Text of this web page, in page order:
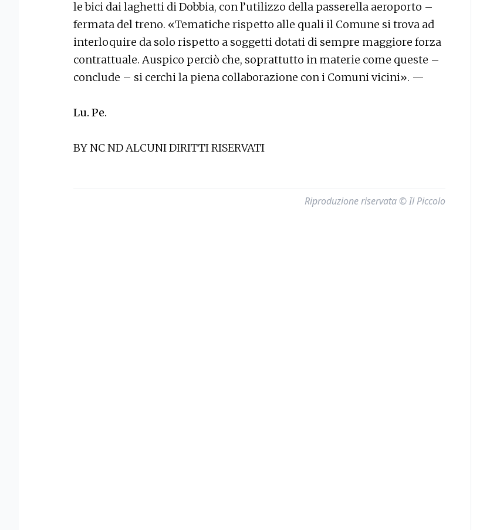
le bici dai laghetti di Dobbia, con l’utilizzo della passerella aeroporto –
fermata del treno. «Tematiche rispetto alle quali il Comune si trova ad
interloquire da solo rispetto a soggetti dotati di sempre maggiore forza
contrattuale. Auspico perciò che, soprattutto in materie come queste –
conclude – si cerchi la piena collaborazione con i Comuni vicini». —
Lu. Pe.
BY NC ND ALCUNI DIRITTI RISERVATI
Riproduzione riservata © Il Piccolo